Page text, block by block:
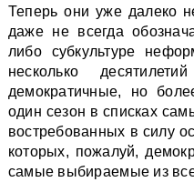
Теперь они уже далеко
даже не всегда
либо субкультуре
несколько
демократичные, но
один сезон в списках
востребованных в силу
которых, пожалуй,
самые выбираемые из